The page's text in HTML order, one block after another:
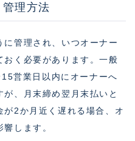
理方法
管理され、いつオーナー
おく必要があります。一般
営業日以内にオーナーへ
、月末締め翌月末払いと
が2か月近く遅れる場合、オ
します。